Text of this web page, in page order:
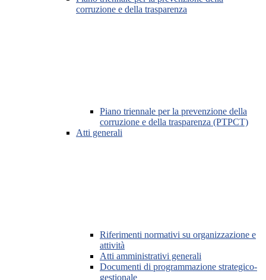
corruzione e della trasparenza
Piano triennale per la prevenzione della
corruzione e della trasparenza (PTPCT)
Atti generali
Riferimenti normativi su organizzazione e
attività
Atti amministrativi generali
Documenti di programmazione strategico-
gestionale